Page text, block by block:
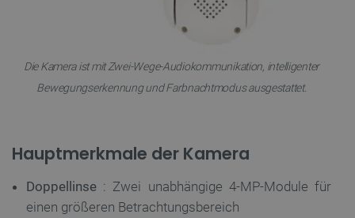
Die Kamera ist mit Zwei-Wege-Audiokommunikation, intelligenter
Bewegungserkennung und Farbnachtmodus ausgestattet.
Hauptmerkmale der Kamera
Doppellinse : Zwei unabhängige 4-MP-Module für
einen größeren Betrachtungsbereich